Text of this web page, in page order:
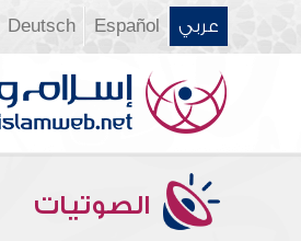
عربي Español
Deutsch
الصوتيات